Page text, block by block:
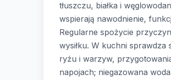
tłuszczu, białka i
wspierają nawodnienie,
Regularne spożycie
wysiłku. W kuchni sprawdza
ryżu i warzyw,
napojach; niegazowana